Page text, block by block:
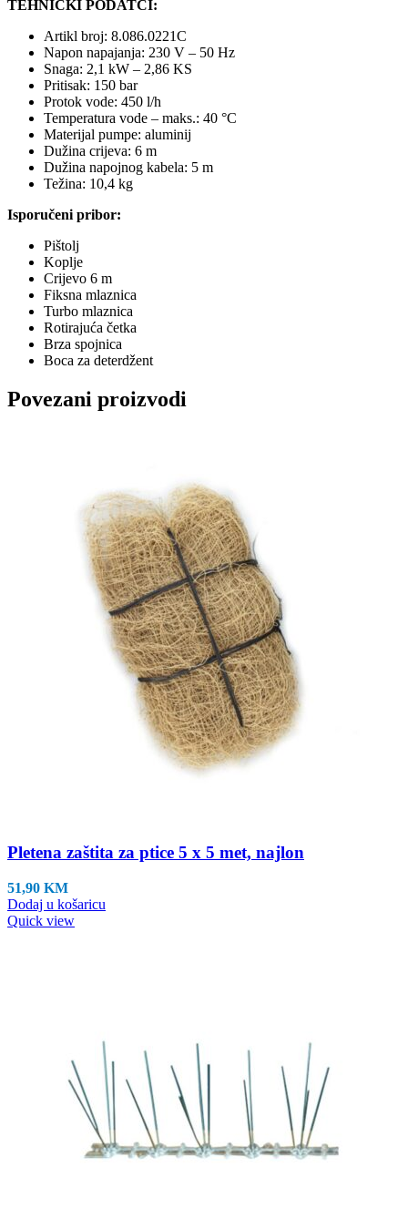
TEHNIČKI PODATCI:
Artikl broj: 8.086.0221C
Napon napajanja: 230 V – 50 Hz
Snaga: 2,1 kW – 2,86 KS
Pritisak: 150 bar
Protok vode: 450 l/h
Temperatura vode – maks.: 40 °C
Materijal pumpe: aluminij
Dužina crijeva: 6 m
Dužina napojnog kabela: 5 m
Težina: 10,4 kg
Isporučeni pribor:
Pištolj
Koplje
Crijevo 6 m
Fiksna mlaznica
Turbo mlaznica
Rotirajuća četka
Brza spojnica
Boca za deterdžent
Povezani proizvodi
Pletena zaštita za ptice 5 x 5 met, najlon
51,90 KM
Dodaj u košaricu
Quick view